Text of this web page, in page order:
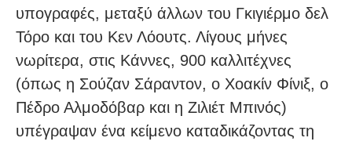
υπογραφές, μεταξύ άλλων του Γκιγιέρμο δελ
Τόρο και του Κεν Λόουτς. Λίγους μήνες
νωρίτερα, στις Κάννες, 900 καλλιτέχνες
(όπως η Σούζαν Σάραντον, ο Χοακίν Φίνιξ, ο
Πέδρο Αλμοδόβαρ και η Ζιλιέτ Μπινός)
υπέγραψαν ένα κείμενο καταδικάζοντας τη